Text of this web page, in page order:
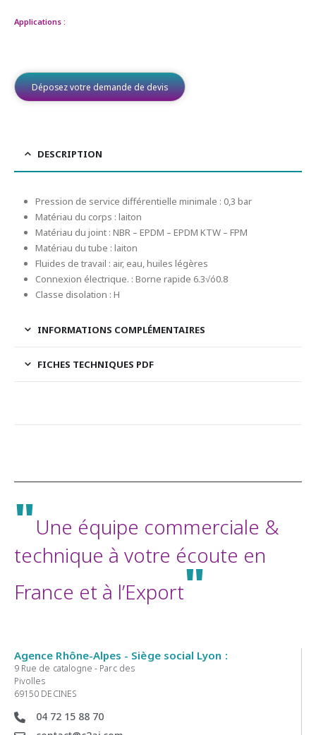
Applications :
Déposez votre demande de devis
DESCRIPTION
Pression de service différentielle minimale : 0,3 bar
Matériau du corps : laiton
Matériau du joint : NBR – EPDM – EPDM KTW – FPM
Matériau du tube : laiton
Fluides de travail : air, eau, huiles légères
Connexion électrique. : Borne rapide 6.3√ó0.8
Classe disolation : H
INFORMATIONS COMPLÉMENTAIRES
FICHES TECHNIQUES PDF
"Une équipe commerciale &
technique à votre écoute en
France et à l’Export"
Agence Rhône-Alpes - Siège social Lyon :
9 Rue de catalogne - Parc des
Pivolles
69150 DECINES
04 72 15 88 70